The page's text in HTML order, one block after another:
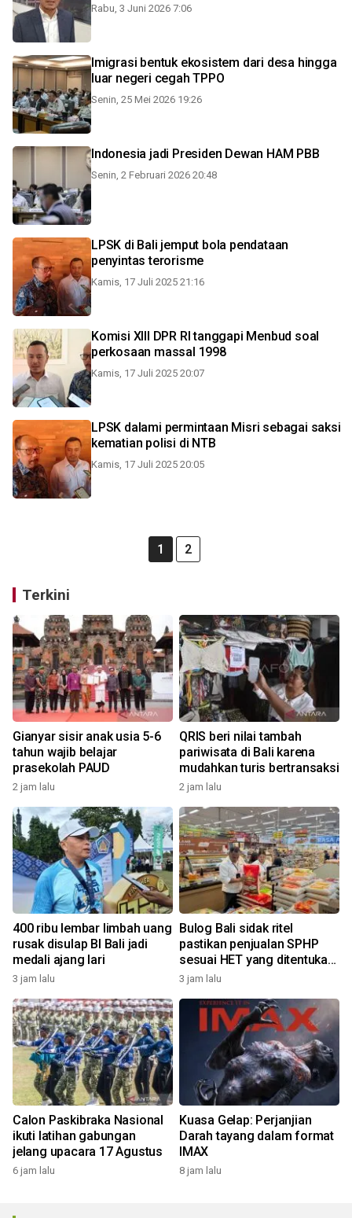
Rabu, 3 Juni 2026 7:06
Imigrasi bentuk ekosistem dari desa hingga
luar negeri cegah TPPO
Senin, 25 Mei 2026 19:26
Indonesia jadi Presiden Dewan HAM PBB
Senin, 2 Februari 2026 20:48
LPSK di Bali jemput bola pendataan
penyintas terorisme
Kamis, 17 Juli 2025 21:16
Komisi XIII DPR RI tanggapi Menbud soal
perkosaan massal 1998
Kamis, 17 Juli 2025 20:07
LPSK dalami permintaan Misri sebagai saksi
kematian polisi di NTB
Kamis, 17 Juli 2025 20:05
1 2
Terkini
Gianyar sisir anak usia 5-6
tahun wajib belajar
prasekolah PAUD
2 jam lalu
QRIS beri nilai tambah
pariwisata di Bali karena
mudahkan turis bertransaksi
2 jam lalu
400 ribu lembar limbah uang
rusak disulap BI Bali jadi
medali ajang lari
3 jam lalu
Bulog Bali sidak ritel
pastikan penjualan SPHP
sesuai HET yang ditentukan
pemerintah
3 jam lalu
Calon Paskibraka Nasional
ikuti latihan gabungan
jelang upacara 17 Agustus
6 jam lalu
Kuasa Gelap: Perjanjian
Darah tayang dalam format
IMAX
8 jam lalu